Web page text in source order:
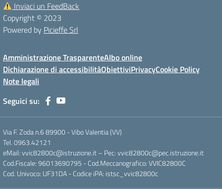
Inviaci un FeedBack
Copyright © 2023
Powered by Picieffe Srl
Amministrazione TrasparenteAlbo online
Dichiarazione di accessibilitàObiettiviPrivacyCookie Policy
Note legali
Seguici su:
Via F. Zoda n.6 89900 - Vibo Valentia (VV)
Tel. 0963.42121
eMail: vvic82800c@istruzione.it – Pec: vvic82800c@pec.istruzione.it
Cod.Fiscale: 96013690795 - Cod.Meccanografico: VVIC82800C
Cod. Univoco: UF31DA - Codice iPA: istsc_vvic82800c